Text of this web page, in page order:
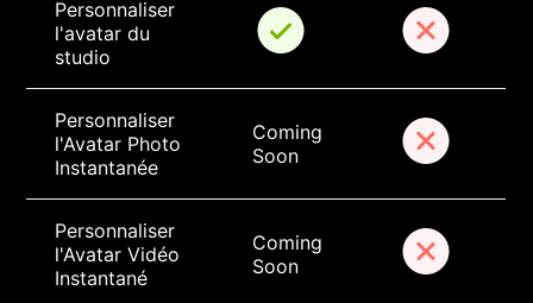
Personnaliser
l'avatar du
studio
Personnaliser
l'Avatar Photo
Instantanée
Coming
Soon
Personnaliser
l'Avatar Vidéo
Instantané
Coming
Soon